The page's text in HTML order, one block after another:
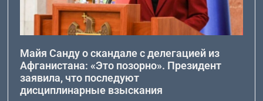
Майя Санду о скандале с делегацией из
Афганистана: «Это позорно». Президент
заявила, что последуют
дисциплинарные взыскания